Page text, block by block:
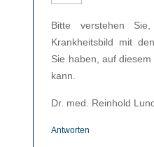
Bitte verstehen
Krankheitsbild mit
Sie haben, auf
kann.
Dr. med. Reinhold
Antworten